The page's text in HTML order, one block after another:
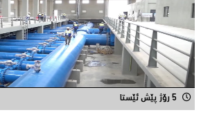
5 رۆژ پێش ئێستا